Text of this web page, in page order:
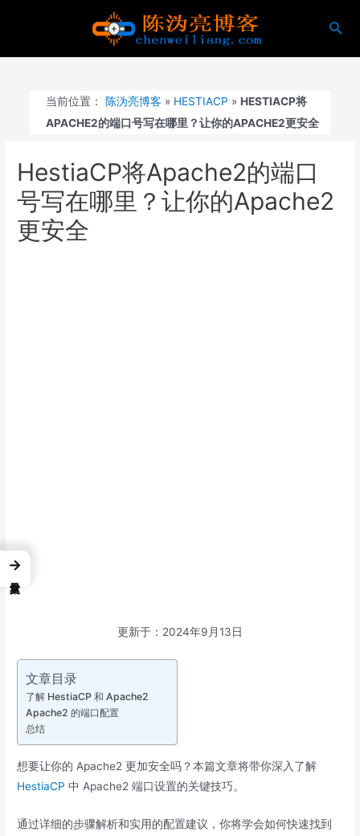
搜
当前位置： 陈沩亮博客 » HESTIACP »HESTIACP将
APACHE2的端口号写在哪里？让你的APACHE2更安全
HestiaCP将Apache2的端口
号写在哪里？让你的Apache2
更安全
更新于：2024年9月13日
文章目录
了解 HestiaCP 和 Apache2
Apache2 的端口配置
总结
想要让你的 Apache2 更加安全吗？本篇文章将带你深入了解
HestiaCP 中 Apache2 端口设置的关键技巧。
通过详细的步骤解析和实用的配置建议，你将学会如何快速找到
→